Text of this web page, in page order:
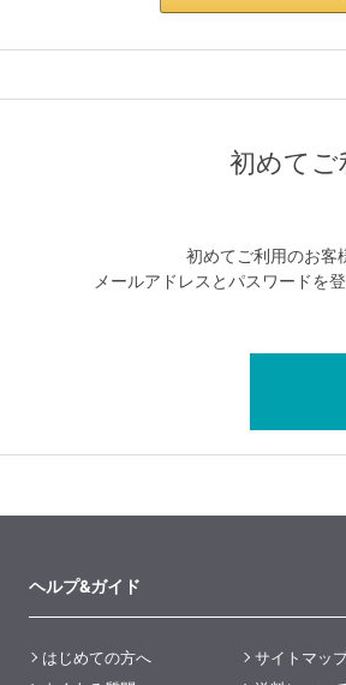
初めてご
初めてご利用のお客
メールアドレスとパスワードを
ヘルプ&ガイド
はじめての方へ
サイトマッ